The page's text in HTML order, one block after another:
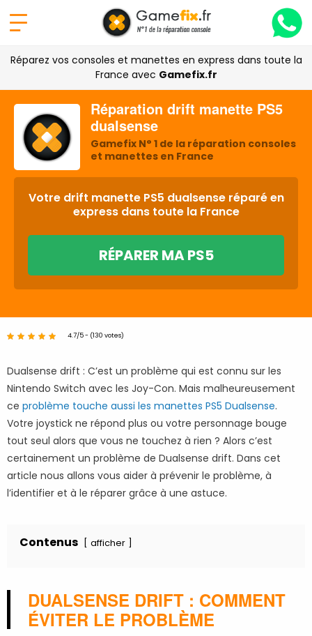
Réparez vos consoles et manettes en express dans toute la
France avec Gamefix.fr
Réparation drift manette PS5
dualsense
Gamefix N° 1 de la réparation consoles
et manettes en France
Votre drift manette PS5 dualsense réparé en
express dans toute la France
RÉPARER MA PS5
4.7/5 - (130 votes)
Dualsense drift : C’est un problème qui est connu sur les
Nintendo Switch avec les Joy-Con. Mais malheureusement
ce problème touche aussi les manettes PS5 Dualsense.
Votre joystick ne répond plus ou votre personnage bouge
tout seul alors que vous ne touchez à rien ? Alors c’est
certainement un problème de Dualsense drift. Dans cet
article nous allons vous aider à prévenir le problème, à
l’identifier et à le réparer grâce à une astuce.
Contenus afficher
DUALSENSE DRIFT : COMMENT
ÉVITER LE PROBLÈME